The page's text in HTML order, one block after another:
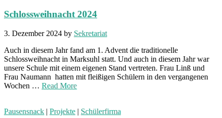
Schlossweihnacht 2024
3. Dezember 2024 by Sekretariat
Auch in diesem Jahr fand am 1. Advent die traditionelle
Schlossweihnacht in Marksuhl statt. Und auch in diesem Jahr war
unsere Schule mit einem eigenen Stand vertreten. Frau Linß und
Frau Naumann hatten mit fleißigen Schülern in den vergangenen
Wochen … Read More
Pausensnack | Projekte | Schülerfirma